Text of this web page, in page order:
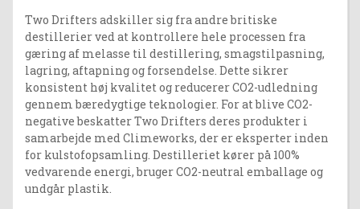
Two Drifters adskiller sig fra andre britiske
destillerier ved at kontrollere hele processen fra
gæring af melasse til destillering, smagstilpasning,
lagring, aftapning og forsendelse. Dette sikrer
konsistent høj kvalitet og reducerer CO2-udledning
gennem bæredygtige teknologier. For at blive CO2-
negative beskatter Two Drifters deres produkter i
samarbejde med Climeworks, der er eksperter inden
for kulstofopsamling. Destilleriet kører på 100%
vedvarende energi, bruger CO2-neutral emballage og
undgår plastik.